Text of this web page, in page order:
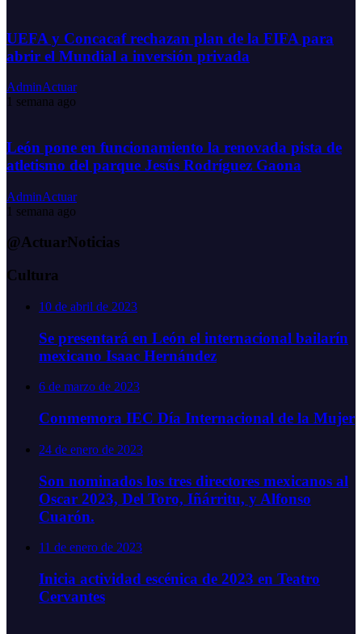
UEFA y Concacaf rechazan plan de la FIFA para
abrir el Mundial a inversión privada
AdminActuar
1 semana ago
León pone en funcionamiento la renovada pista de
atletismo del parque Jesús Rodríguez Gaona
AdminActuar
1 semana ago
@ActuarNoticias
Cultura
10 de abril de 2023
Se presentará en León el internacional bailarín
mexicano Isaac Hernández
6 de marzo de 2023
Conmemora IEC Día Internacional de la Mujer
24 de enero de 2023
Son nominados los tres directores mexicanos al
Oscar 2023, Del Toro, Iñárritu, y Alfonso
Cuarón.
11 de enero de 2023
Inicia actividad escénica de 2023 en Teatro
Cervantes